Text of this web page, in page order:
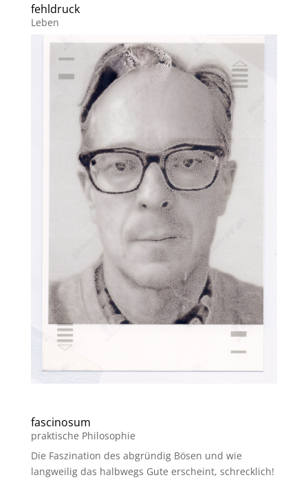
fehldruck
Leben
fascinosum
praktische Philosophie
Die Faszination des abgründig Bösen und wie
langweilig das halbwegs Gute erscheint, schrecklich!